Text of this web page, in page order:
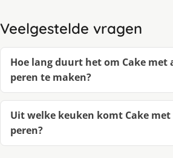
Veelgestelde vragen
Hoe lang duurt het om Cake met
peren te maken?
Uit welke keuken komt Cake met
peren?